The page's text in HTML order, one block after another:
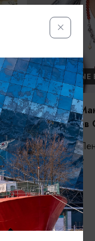
ЛОКАЛЬНЫЕ
«Янтарная
(ИП Лебедев
Балтийск,
корпус «Д»